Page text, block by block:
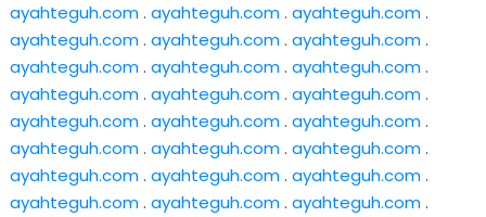
ayahteguh.com. ayahteguh.com. ayahteguh.com.
ayahteguh.com. ayahteguh.com. ayahteguh.com.
ayahteguh.com. ayahteguh.com. ayahteguh.com.
ayahteguh.com. ayahteguh.com. ayahteguh.com.
ayahteguh.com. ayahteguh.com. ayahteguh.com.
ayahteguh.com. ayahteguh.com. ayahteguh.com.
ayahteguh.com. ayahteguh.com. ayahteguh.com.
ayahteguh.com. ayahteguh.com. ayahteguh.com.